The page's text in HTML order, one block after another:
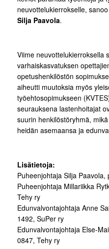
neuvottelukierrokselle,
Silja Paavola.
Viime neuvottelukierroksella
varhaiskasvatuksen
opetushenkilöstön
aiheutti muutoksia myös
työehtosopimukseen
seurauksena lastenhoitajat
suurin henkilöstöryhmä,
heidän asemaansa ja
Lisätietoja:
Puheenjohtaja Silja
Puheenjohtaja Millariikka
Tehy ry
Edunvalvontajohtaja Anne
1492, SuPer ry
Edunvalvontajohtaja Else-
0847, Tehy ry